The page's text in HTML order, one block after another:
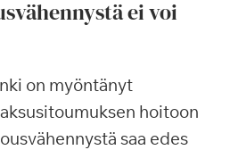
ei voi
on myöntänyt
hoitoon
saa edes